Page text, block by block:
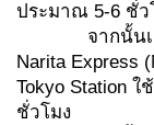
ประมาณ 5-6 ชั่ว
จากนั้น
Narita Express
Tokyo Station
ชั่วโมง